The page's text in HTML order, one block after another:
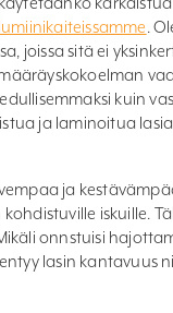
.
joissa sitä ei
kuin
ja laminoitua
ja
iskuille.
onnstuisi
lasin kantavuus